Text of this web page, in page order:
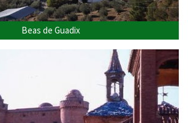
Beas de Guadix